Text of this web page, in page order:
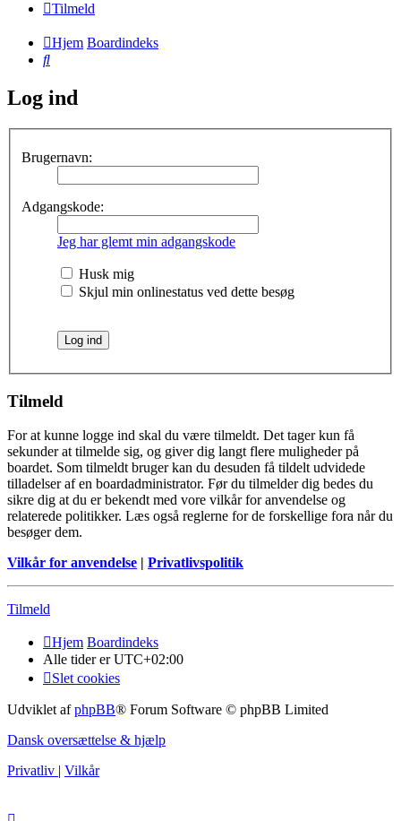
Tilmeld
Hjem Boardindeks
Søg
Log ind
Brugernavn:
Adgangskode:
Jeg har glemt min adgangskode
Husk mig
Skjul min onlinestatus ved dette besøg
Tilmeld
For at kunne logge ind skal du være tilmeldt. Det tager kun få
sekunder at tilmelde sig, og giver dig langt flere muligheder på
boardet. Som tilmeldt bruger kan du desuden få tildelt udvidede
tilladelser af en boardadministrator. Før du tilmelder dig bedes du
sikre dig at du er bekendt med vore vilkår for anvendelse og
relaterede politikker. Læs også reglerne for de forskellige fora når du
besøger dem.
Vilkår for anvendelse | Privatlivspolitik
Tilmeld
Hjem Boardindeks
Alle tider erUTC+02:00
Slet cookies
Udviklet afphpBB® Forum Software © phpBB Limited
Dansk oversættelse & hjælp
Privatliv | Vilkår